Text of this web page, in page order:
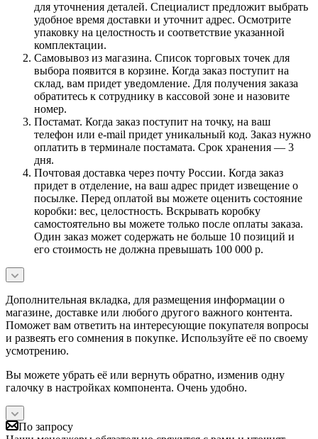
для уточнения деталей. Специалист предложит выбрать
удобное время доставки и уточнит адрес. Осмотрите
упаковку на целостность и соответствие указанной
комплектации.
Самовывоз из магазина. Список торговых точек для
выбора появится в корзине. Когда заказ поступит на
склад, вам придет уведомление. Для получения заказа
обратитесь к сотруднику в кассовой зоне и назовите
номер.
Постамат. Когда заказ поступит на точку, на ваш
телефон или e-mail придет уникальный код. Заказ нужно
оплатить в терминале постамата. Срок хранения — 3
дня.
Почтовая доставка через почту России. Когда заказ
придет в отделение, на ваш адрес придет извещение о
посылке. Перед оплатой вы можете оценить состояние
коробки: вес, целостность. Вскрывать коробку
самостоятельно вы можете только после оплаты заказа.
Один заказ может содержать не больше 10 позиций и
его стоимость не должна превышать 100 000 р.
Дополнительная вкладка, для размещения информации о
магазине, доставке или любого другого важного контента.
Поможет вам ответить на интересующие покупателя вопросы
и развеять его сомнения в покупке. Используйте её по своему
усмотрению.
Вы можете убрать её или вернуть обратно, изменив одну
галочку в настройках компонента. Очень удобно.
По запросу